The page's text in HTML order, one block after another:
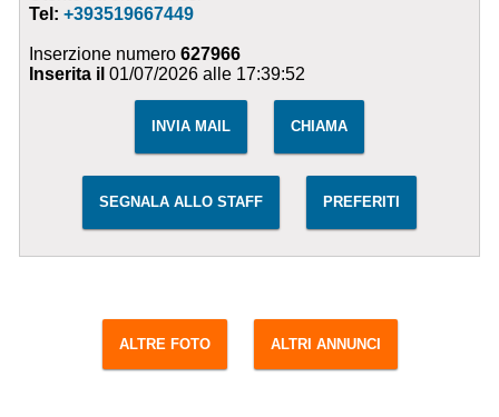
Tel:+393519667449
Inserzione numero627966
Inserita il 01/07/2026 alle 17:39:52
INVIA MAIL CHIAMA
SEGNALA ALLO STAFF PREFERITI
ALTRE FOTO ALTRI ANNUNCI